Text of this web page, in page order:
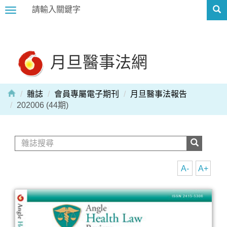
Toggle
月旦醫事法網
雜誌 會員專屬電子期刊
月旦醫事法報告
202006 (44期)
A+
A-